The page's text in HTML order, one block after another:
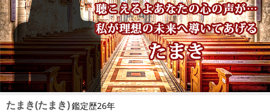
たまき(たまき)鑑定歴26年